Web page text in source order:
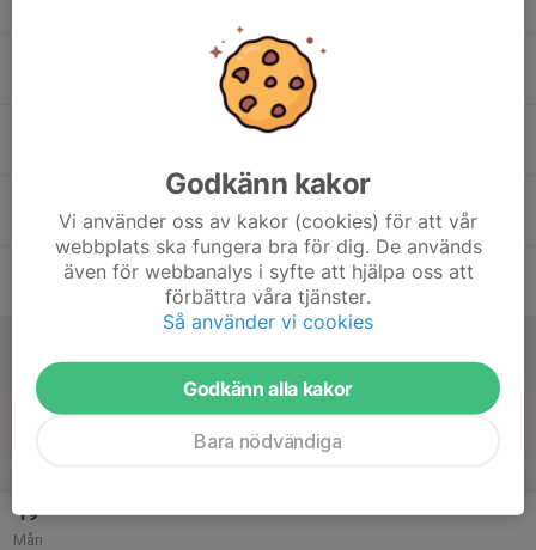
19:00
Fortsättning steg 1 torsdag
Linköping Beach Arena
19
Mån
Godkänn kakor
Vi använder oss av kakor (cookies) för att vår
webbplats ska fungera bra för dig. De används
även för webbanalys i syfte att hjälpa oss att
förbättra våra tjänster.
Så använder vi cookies
Godkänn alla kakor
Bara nödvändiga